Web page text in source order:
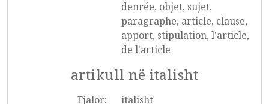
denrée, objet, sujet,
paragraphe, article, clause,
apport, stipulation, l'article,
de l'article
artikull në italisht
Fjalor: italisht